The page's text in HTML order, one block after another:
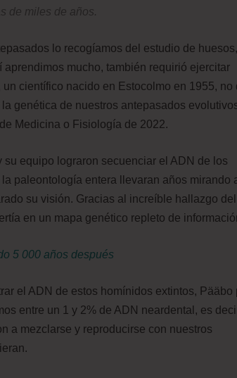
de miles de años.
lo recogíamos del estudio de huesos,
mucho, también requirió ejercitar
científico nacido en Estocolmo en 1955, no
genética de nuestros antepasados
Medicina o Fisiología de 2022.
equipo lograron secuenciar el ADN de los
paleontología entera llevaran años mirando
su visión. Gracias al increíble hallazgo del
en un mapa genético repleto de
5 000 años después
el ADN de estos homínidos extintos, Pääbo
entre un 1 y 2% de ADN neardental, es
a mezclarse y reproducirse con nuestros